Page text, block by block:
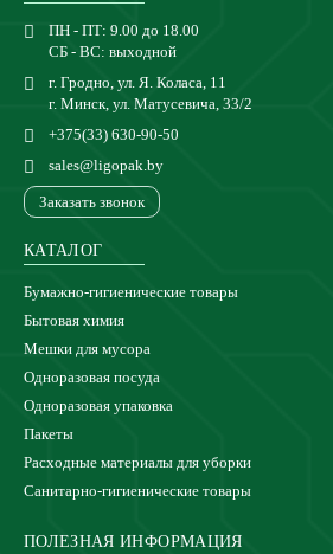
ПН - ПТ: 9.00 до 18.00
СБ - ВС: выходной
г. Гродно, ул. Я. Коласа, 11
г. Минск, ул. Матусевича, 33/2
+375(33) 630-90-50
sales@ligopak.by
Заказать звонок
КАТАЛОГ
Бумажно-гигиенические товары
Бытовая химия
Мешки для мусора
Одноразовая посуда
Одноразовая упаковка
Пакеты
Расходные материалы для уборки
Санитарно-гигиенические товары
ПОЛЕЗНАЯ ИНФОРМАЦИЯ